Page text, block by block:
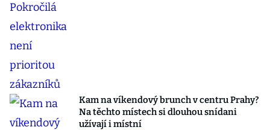
Kam na víkendový brunch v centru Prahy?
Na těchto místech si dlouhou snídani
užívají i místní